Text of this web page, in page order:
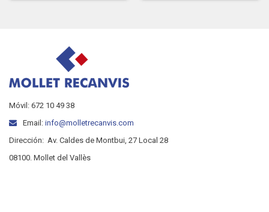
Móvil: 672 10 49 38
Email: info@molletrecanvis.com
Dirección: Av. Caldes de Montbui, 27 Local 28
08100. Mollet del Vallès